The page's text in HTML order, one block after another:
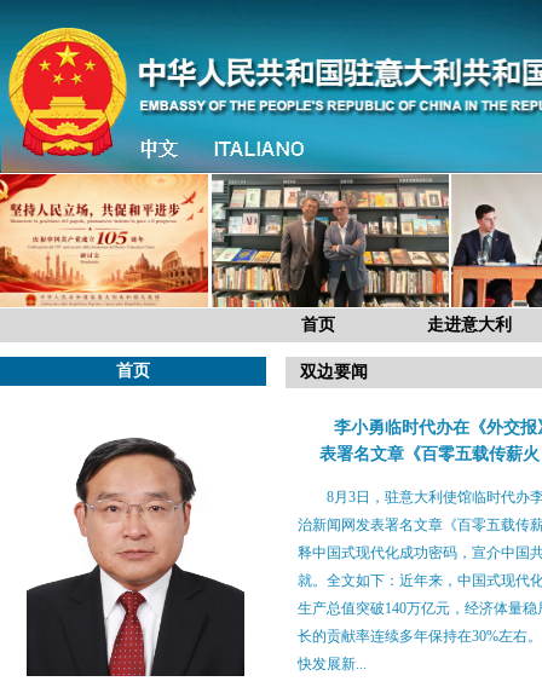
首页 走进意大利
首页 双边要闻
李小勇临时代办在《外交
表署名文章《百零五载传薪
8月3日，驻意大利使馆临时代办
治新闻网发表署名文章《百零五载传
释中国式现代化成功密码，宣介中国
就。全文如下：近年来，中国式现代
生产总值突破140万亿元，经济体量
长的贡献率连续多年保持在30%左右
快发展新...